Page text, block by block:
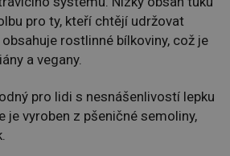
pro ty, kteří chtějí udržovat
rostlinné bílkoviny, což je
a vegany.
pro lidi s nesnášenlivostí lepku
je vyroben z pšeničné semoliny,